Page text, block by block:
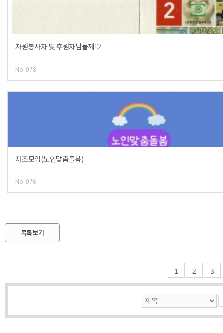
자원봉사자 및 후원자님들께♡
No. 978
자조모임(노인맞춤돌봄)
No. 976
목록보기
1 2 3